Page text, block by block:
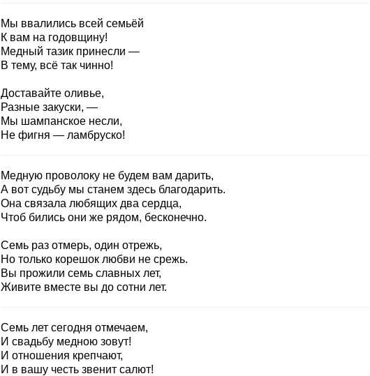
Мы ввалились всей семьёй
К вам на годовщину!
Медный тазик принесли —
В тему, всё так чинно!
Доставайте оливье,
Разные закуски, —
Мы шампанское несли,
Не фигня — ламбруско!
Медную проволоку не будем вам дарить,
А вот судьбу мы станем здесь благодарить.
Она связала любящих два сердца,
Чтоб бились они же рядом, бесконечно.
Семь раз отмерь, один отрежь,
Но только корешок любви не срежь.
Вы прожили семь славных лет,
Живите вместе вы до сотни лет.
Семь лет сегодня отмечаем,
И свадьбу медною зовут!
И отношения крепчают,
И в вашу честь звенит салют!